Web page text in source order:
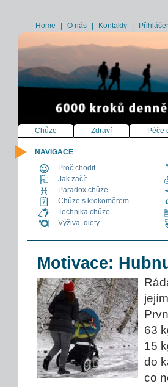
Home O nás Kontakty
NAVIGACE
Proč chodit
Jak začít
Paradox chůze
Chůze s krokoměrem
Technika chůze
Výživa, diety
Motivace:
63
15
do
co
Chůze Zdraví Péče